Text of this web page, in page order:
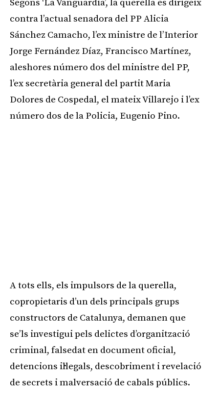
Segons ‘La Vanguardia’, la querella es dirigeix
contra l’actual senadora del PP Alicia
Sánchez Camacho, l’ex ministre de l’Interior
Jorge Fernández Díaz, Francisco Martínez,
aleshores número dos del ministre del PP,
l’ex secretària general del partit Maria
Dolores de Cospedal, el mateix Villarejo i l’ex
número dos de la Policia, Eugenio Pino.
A tots ells, els impulsors de la querella,
copropietaris d’un dels principals grups
constructors de Catalunya, demanen que
se’ls investigui pels delictes d’organització
criminal, falsedat en document oficial,
detencions il·legals, descobriment i revelació
de secrets i malversació de cabals públics.